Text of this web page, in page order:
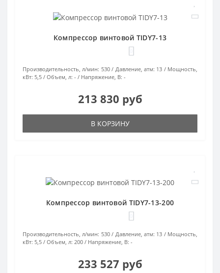
Компрессор винтовой TIDY7-13
Производительность, л/мин: 530 Давление, атм: 13
Мощность,
кВт: 5,5 Объем, л: - Напряжение, В: -
213 830 руб
В КОРЗИНУ
Компрессор винтовой TIDY7-13-200
Производительность, л/мин: 530 Давление, атм: 13
Мощность,
кВт: 5,5 Объем, л: 200 Напряжение, В: -
233 527 руб